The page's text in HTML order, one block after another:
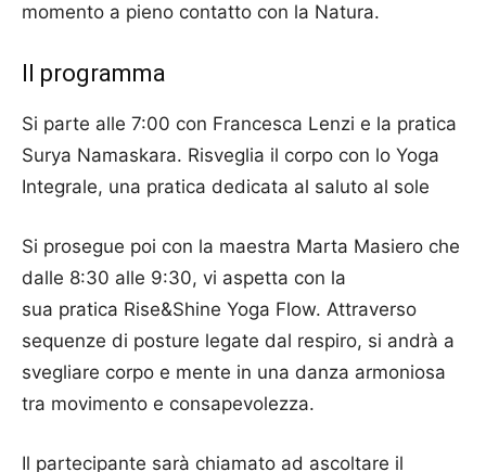
momento a pieno contatto con la Natura.
Il programma
Si parte alle 7:00 con Francesca Lenzi e la pratica
Surya Namaskara. Risveglia il corpo con lo Yoga
Integrale, una pratica dedicata al saluto al sole
Si prosegue poi con la maestra Marta Masiero che
dalle 8:30 alle 9:30, vi aspetta con la
sua pratica Rise&Shine Yoga Flow. Attraverso
sequenze di posture legate dal respiro, si andrà a
svegliare corpo e mente in una danza armoniosa
tra movimento e consapevolezza.
Il partecipante sarà chiamato ad ascoltare il